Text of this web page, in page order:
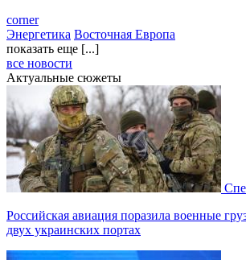
corner
Энергетика Восточная Европа
показать еще [...]
все новости
Актуальные сюжеты
Российская авиация поразила военные
двух украинских портах